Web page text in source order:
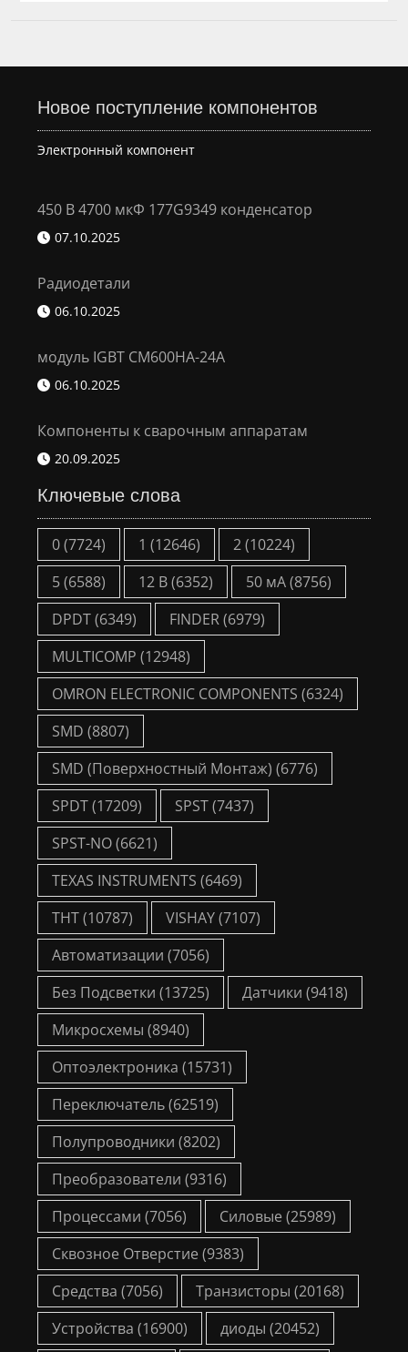
Новое поступление компонентов
Электронный компонент
450 В 4700 мкФ 177G9349 конденсатор
07.10.2025
Радиодетали
06.10.2025
модуль IGBT CM600HA-24A
06.10.2025
Компоненты к сварочным аппаратам
20.09.2025
Ключевые слова
0(7724) 1 (12646) 2(10224)
5(6588) 12 В(6352) 50 мА(8756)
DPDT(6349) FINDER(6979)
MULTICOMP (12948)
OMRON ELECTRONIC COMPONENTS (6324)
SMD (8807)
SMD (Поверхностный Монтаж) (6776)
SPDT(17209) SPST(7437)
SPST-NO(6621)
TEXAS INSTRUMENTS (6469)
THT(10787) VISHAY(7107)
Автоматизации (7056)
Без Подсветки (13725) Датчики (9418)
Микросхемы (8940)
Оптоэлектроника (15731)
Переключатель(62519)
Полупроводники (8202)
Преобразователи (9316)
Процессами (7056) Силовые (25989)
Сквозное Отверстие (9383)
Средства (7056) Транзисторы (20168)
Устройства (16900) диоды (20452)